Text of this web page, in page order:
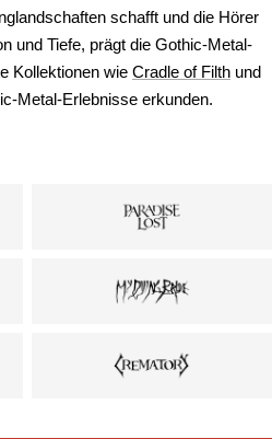
schafft und die Hörer
und Tiefe, prägt die Gothic-Metal-
Kollektionen wie Cradle of Filth und
Metal-Erlebnisse erkunden.